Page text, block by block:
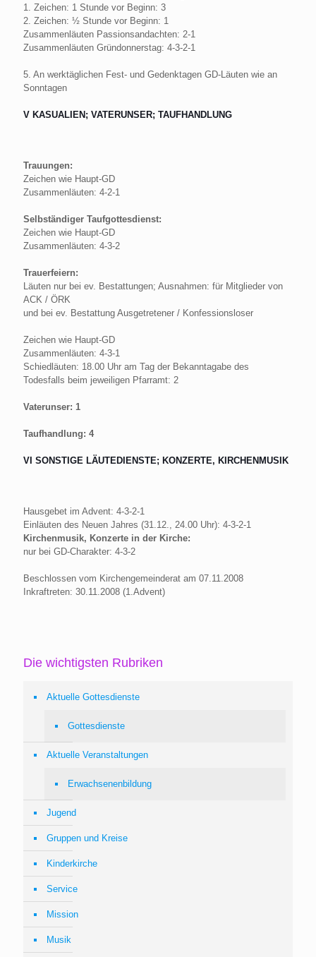
1. Zeichen: 1 Stunde vor Beginn: 3
2. Zeichen: ½ Stunde vor Beginn: 1
Zusammenläuten Passionsandachten: 2-1
Zusammenläuten Gründonnerstag: 4-3-2-1
5. An werktäglichen Fest- und Gedenktagen GD-Läuten wie an
Sonntagen
V KASUALIEN; VATERUNSER; TAUFHANDLUNG
Trauungen:
Zeichen wie Haupt-GD
Zusammenläuten: 4-2-1
Selbständiger Taufgottesdienst:
Zeichen wie Haupt-GD
Zusammenläuten: 4-3-2
Trauerfeiern:
Läuten nur bei ev. Bestattungen; Ausnahmen: für Mitglieder von
ACK / ÖRK
und bei ev. Bestattung Ausgetretener / Konfessionsloser
Zeichen wie Haupt-GD
Zusammenläuten: 4-3-1
Schiedläuten: 18.00 Uhr am Tag der Bekanntagabe des
Todesfalls beim jeweiligen Pfarramt: 2
Vaterunser: 1
Taufhandlung: 4
VI SONSTIGE LÄUTEDIENSTE; KONZERTE, KIRCHENMUSIK
Hausgebet im Advent: 4-3-2-1
Einläuten des Neuen Jahres (31.12., 24.00 Uhr): 4-3-2-1
Kirchenmusik, Konzerte in der Kirche:
nur bei GD-Charakter: 4-3-2
Beschlossen vom Kirchengemeinderat am 07.11.2008
Inkraftreten: 30.11.2008 (1.Advent)
Die wichtigsten Rubriken
Aktuelle Gottesdienste
Gottesdienste
Aktuelle Veranstaltungen
Erwachsenenbildung
Jugend
Gruppen und Kreise
Kinderkirche
Service
Mission
Musik